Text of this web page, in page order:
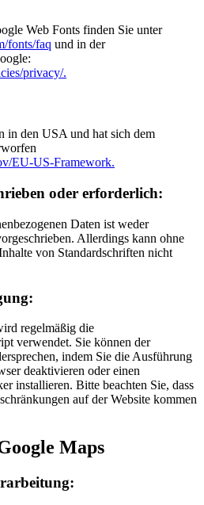
Web Fonts finden Sie unter
fonts/faq und in der
privacy/.
in den USA und hat sich dem
EU-US-Framework.
oder erforderlich:
Daten ist weder
Allerdings kann ohne
von Standardschriften nicht
regelmäßig die
verwendet. Sie können der
indem Sie die Ausführung
deaktivieren oder einen
installieren. Bitte beachten Sie, dass
auf der Website kommen
Maps